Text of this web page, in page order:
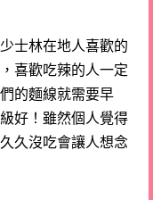
士林在地人喜歡的
喜歡吃辣的人一定
的麵線就需要早
好！ 雖然個人覺得
久沒吃會讓人想念